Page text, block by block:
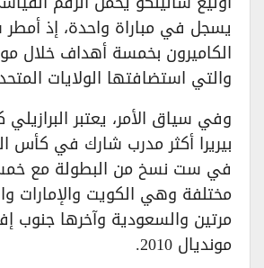
يسجل في مباراة واحدة، إذ
والتي استضافتها الولايات
وفي سياق الأمر، يعتبر البرازيلي
بيريرا أكثر مدرب شارك في كأس
في ست نسخ من البطولة مع
مختلفة وهي الكويت والإمارات
مرتين والسعودية وآخرها جنوب
مونديال 2010.